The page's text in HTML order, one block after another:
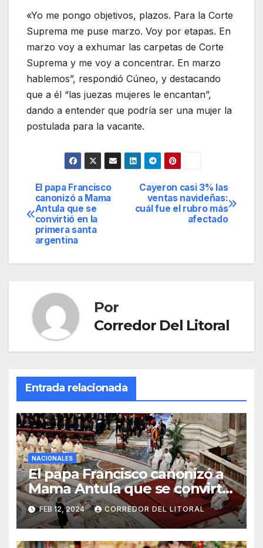
«Yo me pongo objetivos, plazos. Para la Corte
Suprema me puse marzo. Voy por etapas. En
marzo voy a exhumar las carpetas de Corte
Suprema y me voy a concentrar. En marzo
hablemos”, respondió Cúneo, y destacando
que a él “las juezas mujeres le encantan”,
dando a entender que podría ser una mujer la
postulada para la vacante.
Navegación
de
entradas
Cayeron casi 3% las
ventas navideñas:
cuál fue el rubro más
afectado
El papa Francisco
canonizó a Mama
Antula que se
convirtió en la
primera santa
argentina
Por
Corredor Del Litoral
Entrada relacionada
NACIONALES
El papa Francisco canonizó a
Mama Antula que se convirtió
en la primera santa argentina
FEB 12, 2024 CORREDOR DEL LITORAL